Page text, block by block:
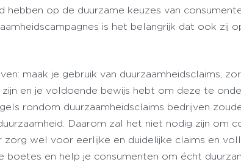
op de duurzame keuzes van
is het belangrijk dat ook zij
maak je gebruik van duurzaamheidsclaims,
en je voldoende bewijs hebt om deze te
rondom duurzaamheidsclaims bedrijven
Daarom zal het niet nodig zijn om
wel voor eerlijke en duidelijke claims en
boetes en help je consumenten om écht